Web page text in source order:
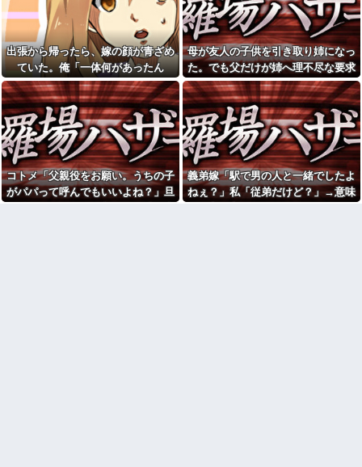
いつものスーパーで偶然見か
けた義弟嫁。夫に何気なくその
話しただけなのに、そこから妙
な空気になってしまい…
彼氏が『この車』買おうとし
て私とケンカになってるんだけ
どｗｗｗｗｗｗ
【うわぁ】 都営団地住み、年
収10万円上げると「大変なこ
と」になるｗｗｗｗｗｗｗ
シャウエッセン公式、またこ
ういうのでいい丼をポスト
女「43億円注文して………キ
ャンセルっと！」←こいつの目
的
【怒報】国税庁「あのさぁ！
奪いまだ数口しか食べてないオ
ムライスをどんどん食べ始めた
イベント派遣で陰湿にいじら
れていた地味な男性スタッフ。
ある日、高さ3mの階段から落ち
かけた子どもをパルクールで爆
走＆ダイブし間一髪で救出！職
場の手のひら返しと評価爆上げ
が凄まじかったｗｗ
味噌汁にアレを入れてしまう
嫁(メシマズ)にブチギレた俺。
……帰ったら離婚届がありまし
た
「今思えばなんであんなに夢
中になったんやろ…」と思うコ
ンテンツ
出張から帰ったら、嫁の顔が青ざめ
ていた。俺「一体何があったん
だ？」嫁「…」→子供たちに話を聞
くと…
母が友人の子供を引き取り姉になっ
た。でも父だけが姉へ理不尽な要求
ばかり押し付けていて…
コトメ「父親役をお願い。うちの子
がパパって呼んでもいいよね？」旦
義弟嫁「駅で男の人と一緒でしたよ
ねぇ？」私「従弟だけど？」→意味